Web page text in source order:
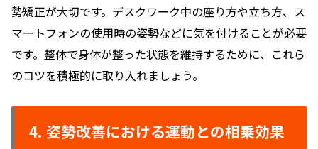
勢矯正が大切です。デスクワーク中の座り方や立ち方、ス
マートフォンの使用時の姿勢などに気を付けることが必要
です。整体で身体が整った状態を維持するために、これら
のコツを積極的に取り入れましょう。
4. 姿勢改善における運動との相乗効果